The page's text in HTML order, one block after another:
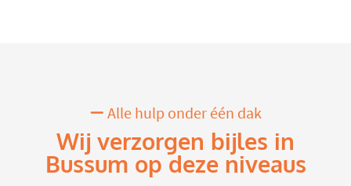
Alle hulp onder één dak
Wij verzorgen bijles in
Bussum op deze niveaus